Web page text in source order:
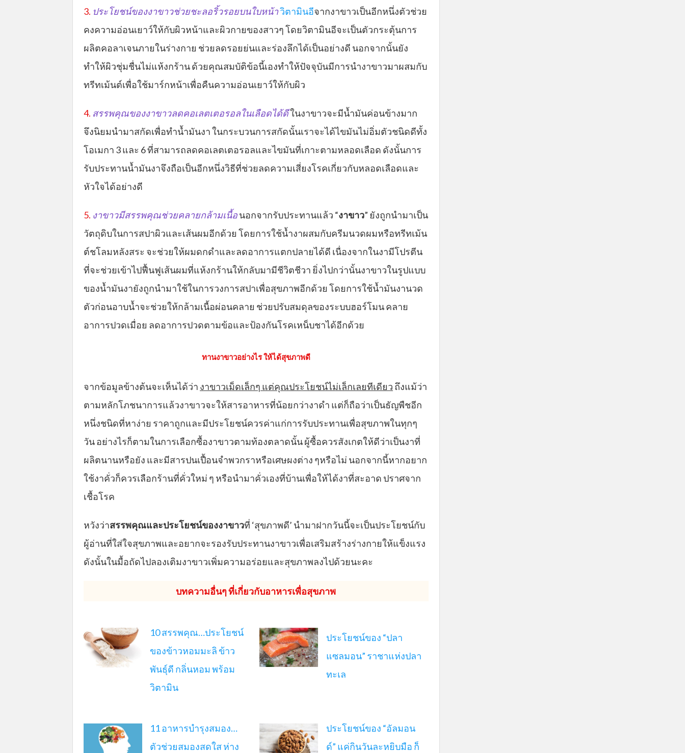
3. ประโยชน์ของงาขาวช่วยชะลอริ้วรอยบนใบหน้าวิตามินอีจากงาขาวเป็นอีกหนึ่งตัวช่วย
คงความอ่อนเยาว์ให้กับผิวหน้าและผิวกายของสาวๆ โดยวิตามินอีจะเป็นตัวกระตุ้นการ
ผลิตคอลาเจนภายในร่างกาย ช่วยลดรอยย่นและร่องลึกได้เป็นอย่างดี นอกจากนั้นยัง
ทำให้ผิวชุ่มชื่นไม่แห้งกร้าน ด้วยคุณสมบัติข้อนี้เองทำให้ปัจจุบันมีการนำงาขาวมาผสมกับ
ทรีทเม้นต์เพื่อใช้มาร์กหน้าเพื่อคืนความอ่อนเยาว์ให้กับผิว
4. สรรพคุณของงาขาวลดคอเลตเตอรอลในเลือดได้ดีในงาขาวจะมีน้ำมันค่อนข้างมาก
จึงนิยมนำมาสกัดเพื่อทำน้ำมันงา ในกระบวนการสกัดนั้นเราจะได้ไขมันไม่อิ่มตัวชนิดดีทั้ง
โอเมกา 3 และ 6 ที่สามารถลดคอเลตเตอรอลและไขมันที่เกาะตามหลอดเลือด ดังนั้นการ
รับประทานน้ำมันงาจึงถือเป็นอีกหนึ่งวิธีที่ช่วยลดความเสี่ยงโรคเกี่ยวกับหลอดเลือดและ
หัวใจได้อย่างดี
5. งาขาวมีสรรพคุณช่วยคลายกล้ามเนื้อนอกจากรับประทานแล้ว “งาขาว” ยังถูกนำมาเป็น
วัตถุดิบในการสปาผิวและเส้นผมอีกด้วย โดยการใช้น้ำงาผสมกับครีมนวดผมหรือทรีทเม้น
ต์ชโลมหลังสระ จะช่วยให้ผมดกดำและลดอาการแตกปลายได้ดี เนื่องจากในงามีโปรตีน
ที่จะช่วยเข้าไปฟื้นฟูเส้นผมที่แห้งกร้านให้กลับมามีชีวิตชีวา ยิ่งไปกว่านั้นงาขาวในรูปแบบ
ของน้ำมันงายังถูกนำมาใช้ในการวงการสปาเพื่อสุขภาพอีกด้วย โดยการใช้น้ำมันงานวด
ตัวก่อนอาบน้ำจะช่วยให้กล้ามเนื้อผ่อนคลาย ช่วยปรับสมดุลของระบบฮอร์โมน คลาย
อาการปวดเมื่อย ลดอาการปวดตามข้อและป้องกันโรคเหน็บชาได้อีกด้วย
ทานงาขาวอย่างไร ให้ได้สุขภาพดี
จากข้อมูลข้างต้นจะเห็นได้ว่า งาขาวเม็ดเล็กๆ แต่คุณประโยชน์ไม่เล็กเลยทีเดียว ถึงแม้ว่า
ตามหลักโภชนาการแล้วงาขาวจะให้สารอาหารที่น้อยกว่างาดำ แต่ก็ถือว่าเป็นธัญพืชอีก
หนึ่งชนิดที่หาง่าย ราคาถูกและมีประโยชน์ควรค่าแก่การรับประทานเพื่อสุขภาพในทุกๆ
วัน อย่างไรก็ตามในการเลือกซื้องาขาวตามท้องตลาดนั้น ผู้ซื้อควรสังเกตให้ดีว่าเป็นงาที่
ผลิตนานหรือยัง และมีสารปนเปื้อนจำพวกราหรือเศษผงต่าง ๆหรือไม่ นอกจากนี้หากอยาก
ใช้งาคั่วก็ควรเลือกร้านที่คั่วใหม่ ๆ หรือนำมาคั่วเองที่บ้านเพื่อให้ได้งาที่สะอาด ปราศจาก
เชื้อโรค
หวังว่าสรรพคุณและประโยชน์ของงาขาวที่ ‘สุขภาพดี’ นำมาฝากวันนี้จะเป็นประโยชน์กับ
ผู้อ่านที่ใส่ใจสุขภาพและอยากจะรองรับประทานงาขาวเพื่อเสริมสร้างร่างกายให้แข็งแรง
ดังนั้นในมื้อถัดไปลองเติมงาขาวเพิ่มความอร่อยและสุขภาพลงไปด้วยนะคะ
บทความอื่นๆ ที่เกี่ยวกับอาหารเพื่อสุขภาพ
10 สรรพคุณ…ประโยชน์
ของข้าวหอมมะลิ ข้าว
พันธุ์ดี กลิ่นหอม พร้อม
วิตามิน
ประโยชน์ของ “ปลา
แซลมอน” ราชาแห่งปลา
ทะเล
11 อาหารบำรุงสมอง…
ตัวช่วยสมองสดใส ห่าง
ประโยชน์ของ “อัลมอน
ด์” แค่กินวันละหยิบมือ ก็